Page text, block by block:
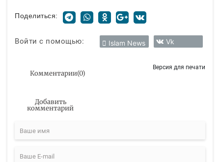
Поделиться:
Войти с помощью: Islam News Vk
Комментарии(0)
Версия для печати
Добавить
комментарий